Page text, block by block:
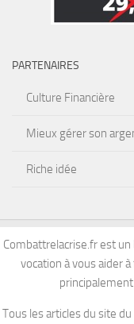
PARTENAIRES
Culture Financière
Mieux gérer son
Riche idée
Combattrelacrise.fr est
vocation à vous aider
Tous les articles du site